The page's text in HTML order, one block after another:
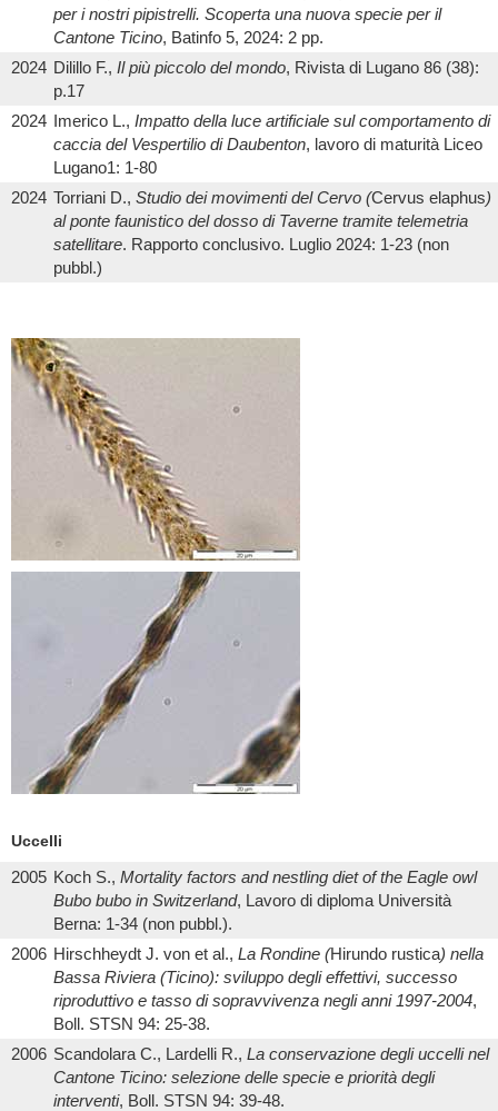
per i nostri pipistrelli. Scoperta una nuova specie per il
Cantone Ticino, Batinfo 5, 2024: 2 pp.
2024 Dilillo F., Il più piccolo del mondo, Rivista di Lugano 86 (38):
p.17
2024 Imerico L., Impatto della luce artificiale sul comportamento di
caccia del Vespertilio di Daubenton, lavoro di maturità Liceo
Lugano1: 1-80
2024 Torriani D., Studio dei movimenti del Cervo (Cervus elaphus)
al ponte faunistico del dosso di Taverne tramite telemetria
satellitare. Rapporto conclusivo. Luglio 2024: 1-23 (non
pubbl.)
Uccelli
2005 Koch S., Mortality factors and nestling diet of the Eagle owl
Bubo bubo in Switzerland, Lavoro di diploma Università
Berna: 1-34 (non pubbl.).
2006 Hirschheydt J. von et al., La Rondine (Hirundo rustica) nella
Bassa Riviera (Ticino): sviluppo degli effettivi, successo
riproduttivo e tasso di sopravvivenza negli anni 1997-2004,
Boll. STSN 94: 25-38.
2006 Scandolara C., Lardelli R., La conservazione degli uccelli nel
Cantone Ticino: selezione delle specie e priorità degli
interventi, Boll. STSN 94: 39-48.